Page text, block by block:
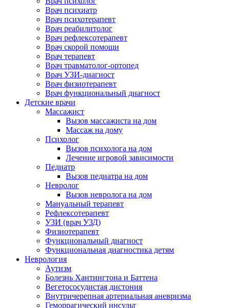
Врач психиатр
Врач психотерапевт
Врач реабилитолог
Врач рефлексотерапевт
Врач скорой помощи
Врач терапевт
Врач травматолог-ортопед
Врач УЗИ-диагност
Врач физиотерапевт
Врач функциональный диагност
Детские врачи
Массажист
Вызов массажиста на дом
Массаж на дому
Психолог
Вызов психолога на дом
Лечение игровой зависимости
Педиатр
Вызов педиатра на дом
Невролог
Вызов невролога на дом
Мануальный терапевт
Рефлексотерапевт
УЗИ (врач УЗД)
Физиотерапевт
Функциональный диагност
Функциональная диагностика детям
Неврология
Аутизм
Болезнь Хантингтона и Баттена
Вегетососудистая дистония
Внутричерепная артериальная аневризма
Геморрагический инсульт